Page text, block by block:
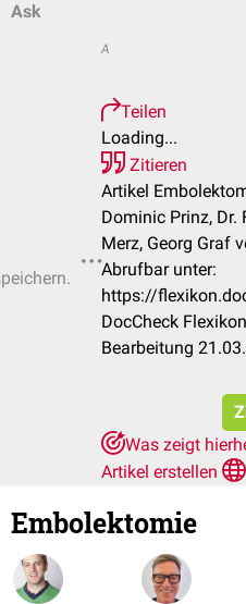
Ask
A
Teilen
Loading...
Zitieren
Artikel
Dominic Prinz, Dr.
Merz, Georg Graf
Abrufbar unter:
https://
DocCheck
Bearbeitung
Was zeigt
Artikel erstellen
Embolektomie